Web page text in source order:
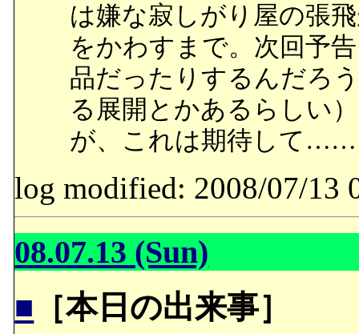
は嫌な寂しがり屋の張
をかわすまで。次回予
品だったりするんだろ
る展開とかあるらしい
が、これは期待して……
log modified: 2008/07/13
08.07.13 (Sun)
■ ［本日の出来事］